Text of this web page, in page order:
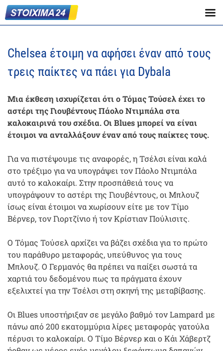
Chelsea έτοιμη να αφήσει έναν από τους
τρεις παίκτες να πάει για Dybala
Μια έκθεση ισχυρίζεται ότι ο Τόμας Τούσελ έχει το
αστέρι της Γιουβέντους Πάολο Ντιμπάλα στα
καλοκαιρινά του σχέδια. Οι Blues μπορεί να είναι
έτοιμοι να ανταλλάξουν έναν από τους παίκτες τους.
Για να πιστέψουμε τις αναφορές, η Τσέλσι είναι καλά
στο τρέξιμο για να υπογράψει τον Πάολο Ντιμπάλα
αυτό το καλοκαίρι. Στην προσπάθειά τους να
υπογράψουν το αστέρι της Γιουβέντους, οι Μπλουζ
ίσως είναι έτοιμοι να χωρίσουν είτε με τον Τίμο
Βέρνερ, τον Γιορτζίνιο ή τον Κρίστιαν Πούλισιτς.
Ο Τόμας Τούσελ αρχίζει να βάζει σχέδια για το πρώτο
του παράθυρο μεταφοράς, υπεύθυνος για τους
Μπλουζ. Ο Γερμανός θα πρέπει να παίξει σωστά τα
χαρτιά του δεδομένου πως τα πράγματα έχουν
εξελιχτεί για την Τσέλσι στη σκηνή της μεταβίβασης.
Οι Blues υποστήριξαν σε μεγάλο βαθμό τον Lampard με
πάνω από 200 εκατομμύρια λίρες μεταφοράς γατούλα
πέρυσι το καλοκαίρι. Ο Τίμο Βέρνερ και ο Κάι Χάβερτζ